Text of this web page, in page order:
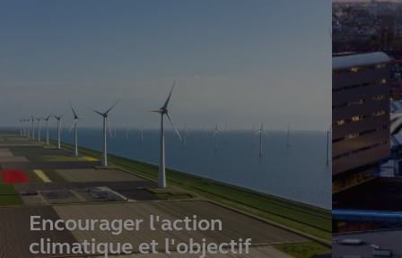
Encourager l'action
climatique et l'objectif